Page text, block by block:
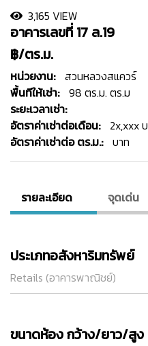
3,165 VIEW
อาคารเลขที่ 17 ล.19
฿/ตร.ม.
หน่วยงาน: สวนหลวงสแควร์
พื้นทีให้เช่า: 98 ตร.ม. ตร.ม
ระยะเวลาเช่า:
อัตราค่าเช่าต่อเดือน:
2x,xxx
อัตราค่าเช่าต่อ ตร.ม.: บาท
รายละเอียด จุดเด่น
ประเภทอสังหาริมทรัพย์
Retails (อาคารพาณิชย์)
ขนาดห้อง กว้าง/ยาว/สูง